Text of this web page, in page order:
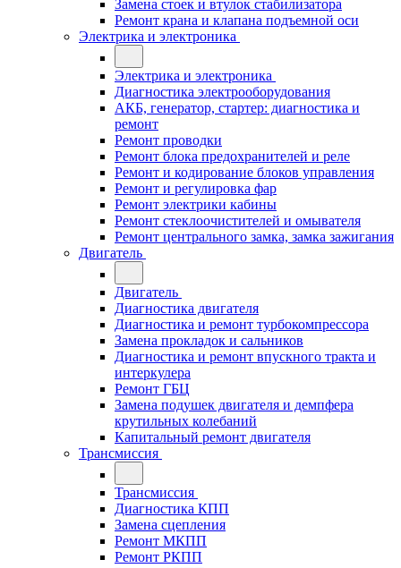
Замена стоек и втулок стабилизатора
Ремонт крана и клапана подъемной оси
Электрика и электроника
Электрика и электроника
Диагностика электрооборудования
АКБ, генератор, стартер: диагностика и
ремонт
Ремонт проводки
Ремонт блока предохранителей и реле
Ремонт и кодирование блоков управления
Ремонт и регулировка фар
Ремонт электрики кабины
Ремонт стеклоочистителей и омывателя
Ремонт центрального замка, замка зажигания
Двигатель
Двигатель
Диагностика двигателя
Диагностика и ремонт турбокомпрессора
Замена прокладок и сальников
Диагностика и ремонт впускного тракта и
интеркулера
Ремонт ГБЦ
Замена подушек двигателя и демпфера
крутильных колебаний
Капитальный ремонт двигателя
Трансмиссия
Трансмиссия
Диагностика КПП
Замена сцепления
Ремонт МКПП
Ремонт РКПП